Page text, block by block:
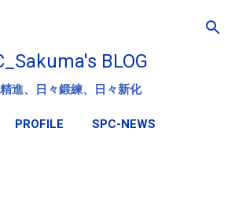
BLOG
精進、日々鍛練、日々新化
PROFILE SPC-NEWS